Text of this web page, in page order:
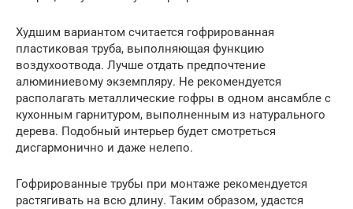
Худшим вариантом считается гофрированная
пластиковая труба, выполняющая функцию
воздухоотвода. Лучше отдать предпочтение
алюминиевому экземпляру. Не рекомендуется
располагать металлические гофры в одном ансамбле с
кухонным гарнитуром, выполненным из натурального
дерева. Подобный интерьер будет смотреться
дисгармонично и даже нелепо.
Гофрированные трубы при монтаже рекомендуется
растягивать на всю длину. Таким образом, удастся